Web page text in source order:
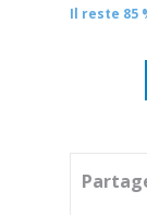
Il reste 85